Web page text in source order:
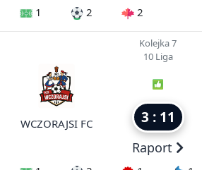
1 2 2
WCZORAJSI FC
Kolejka 7
10 Liga
3 : 11
Raport